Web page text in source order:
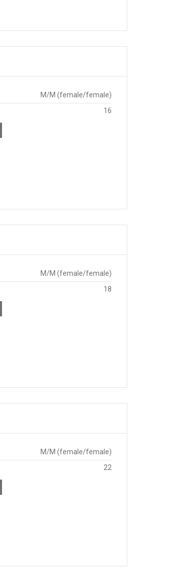
M/M (female/female)
16
M/M (female/female)
18
M/M (female/female)
22